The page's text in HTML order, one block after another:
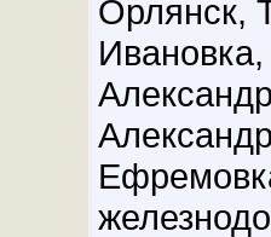
Орлянск,